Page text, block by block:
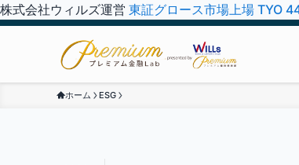
株式会社ウィルズ運営 東証グロース市場上場 TYO
ホーム ESG